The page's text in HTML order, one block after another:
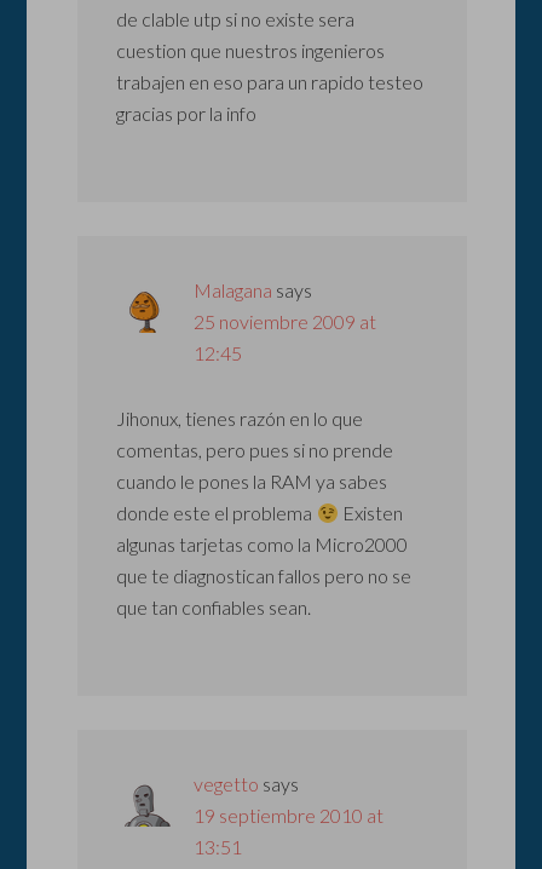
de clable utp si no existe sera
cuestion que nuestros ingenieros
trabajen en eso para un rapido testeo
gracias por la info
Malagana says
25 noviembre 2009 at
12:45
Jihonux, tienes razón en lo que
comentas, pero pues si no prende
cuando le pones la RAM ya sabes
donde este el problema
Existen
algunas tarjetas como la Micro2000
que te diagnostican fallos pero no se
que tan confiables sean.
vegetto says
19 septiembre 2010 at
13:51